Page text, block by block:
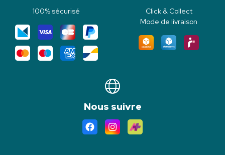
100% sécurisé
Click & Collect
Mode de livraison
Nous suivre